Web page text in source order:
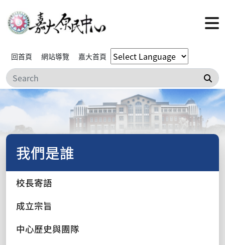
回首頁 網站導覽 嘉大首頁
搜
我們是誰
校長寄語
成立宗旨
中心歷史與團隊